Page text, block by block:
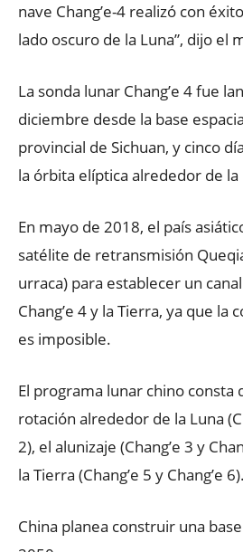
nave Chang’e-4 realizó con
lado oscuro de la Luna”, dijo el
La sonda lunar Chang’e 4 fue
diciembre desde la base
provincial de Sichuan, y cinco
la órbita elíptica alrededor de la
En mayo de 2018, el país
satélite de retransmisión
urraca) para establecer un
Chang’e 4 y la Tierra, ya que la
es imposible.
​El programa lunar chino consta
rotación alrededor de la Luna
2), el alunizaje (Chang’e 3 y
la Tierra (Chang’e 5 y Chang’e 6).
China planea construir una